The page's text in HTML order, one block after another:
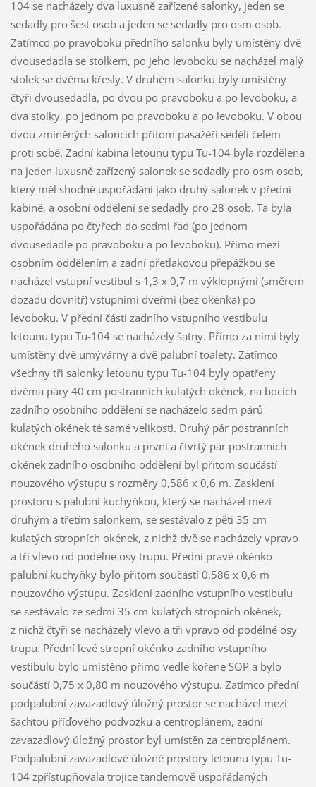
104 se nacházely dva luxusně zařízené salonky, jeden se
sedadly pro šest osob a jeden se sedadly pro osm osob.
Zatímco po pravoboku předního salonku byly umístěny dvě
dvousedadla se stolkem, po jeho levoboku se nacházel malý
stolek se dvěma křesly. V druhém salonku byly umístěny
čtyři dvousedadla, po dvou po pravoboku a po levoboku, a
dva stolky, po jednom po pravoboku a po levoboku. V obou
dvou zmíněných saloncích přitom pasažéři seděli čelem
proti sobě. Zadní kabina letounu typu Tu-104 byla rozdělena
na jeden luxusně zařízený salonek se sedadly pro osm osob,
který měl shodné uspořádání jako druhý salonek v přední
kabině, a osobní oddělení se sedadly pro 28 osob. Ta byla
uspořádána po čtyřech do sedmi řad (po jednom
dvousedadle po pravoboku a po levoboku). Přímo mezi
osobním oddělením a zadní přetlakovou přepážkou se
nacházel vstupní vestibul s 1,3 x 0,7 m výklopnými (směrem
dozadu dovnitř) vstupními dveřmi (bez okénka) po
levoboku. V přední části zadního vstupního vestibulu
letounu typu Tu-104 se nacházely šatny. Přímo za nimi byly
umístěny dvě umývárny a dvě palubní toalety. Zatímco
všechny tři salonky letounu typu Tu-104 byly opatřeny
dvěma páry 40 cm postranních kulatých okének, na bocích
zadního osobního oddělení se nacházelo sedm párů
kulatých okének té samé velikosti. Druhý pár postranních
okének druhého salonku a první a čtvrtý pár postranních
okének zadního osobního oddělení byl přitom součástí
nouzového výstupu s rozměry 0,586 x 0,6 m. Zasklení
prostoru s palubní kuchyňkou, který se nacházel mezi
druhým a třetím salonkem, se sestávalo z pěti 35 cm
kulatých stropních okének, z nichž dvě se nacházely vpravo
a tři vlevo od podélné osy trupu. Přední pravé okénko
palubní kuchyňky bylo přitom součástí 0,586 x 0,6 m
nouzového výstupu. Zasklení zadního vstupního vestibulu
se sestávalo ze sedmi 35 cm kulatých stropních okének,
z nichž čtyři se nacházely vlevo a tři vpravo od podélné osy
trupu. Přední levé stropní okénko zadního vstupního
vestibulu bylo umístěno přímo vedle kořene SOP a bylo
součástí 0,75 x 0,80 m nouzového výstupu. Zatímco přední
podpalubní zavazadlový úložný prostor se nacházel mezi
šachtou příďového podvozku a centroplánem, zadní
zavazadlový úložný prostor byl umístěn za centroplánem.
Podpalubní zavazadlové úložné prostory letounu typu Tu-
104 zpřístupňovala trojice tandemově uspořádaných